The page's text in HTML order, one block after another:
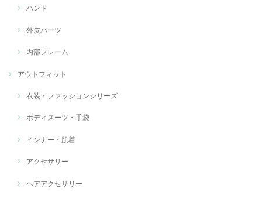
ハンド
外皮パーツ
内部フレーム
アウトフィット
衣装・ファッションシリーズ
ボディスーツ・手袋
インナー・肌着
アクセサリー
ヘアアクセサリー